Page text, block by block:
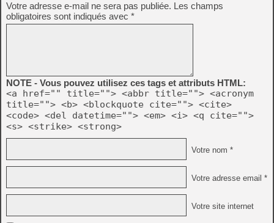
Votre adresse e-mail ne sera pas publiée. Les champs
obligatoires sont indiqués avec *
NOTE - Vous pouvez utilisez ces tags et attributs HTML:
<a href="" title=""> <abbr title=""> <acronym
title=""> <b> <blockquote cite=""> <cite>
<code> <del datetime=""> <em> <i> <q cite="">
<s> <strike> <strong>
Votre nom *
Votre adresse email *
Votre site internet